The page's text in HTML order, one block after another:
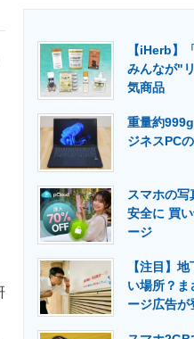
ダーのコミュニティ マーケ
IT導入・活用を支援
ギーの専門メディア 建設×
【iHerb】
みんなが"
気商品
重量約
ジネスPC
スマホの
安全に 買
ージ
【注目】
い場所？ま
ージ広告が